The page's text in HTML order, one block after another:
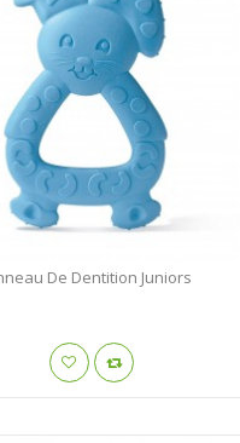
De Dentition Juniors